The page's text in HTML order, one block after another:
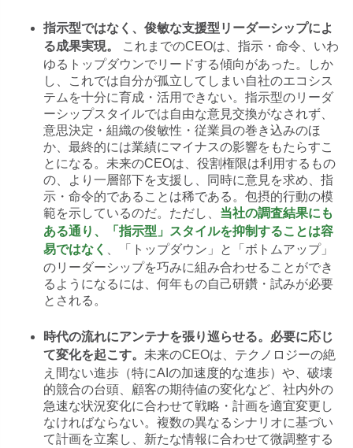
指示型ではなく、俊敏な支援型リーダーシップによ
る成果実現。
これまでのCEOは、指示・命令、いわ
ゆるトップダウンでリードする傾向があった。しか
し、これでは自分が孤立してしまい自社のエコシス
テムを十分に育成・活用できない。指示型のリーダ
ーシップスタイルでは自由な意見交換がなされず、
意思決定・組織の俊敏性・従業員の巻き込みのほ
か、最終的には業績にマイナスの影響をもたらすこ
とになる。未来のCEOは、役割権限は利用するもの
の、より一層部下を支援し、同時に意見を求め、指
示・命令的であることは稀である。包摂的行動の模
範を示しているのだ。ただし、 当社の調査結果にも
ある通り、「指示型」スタイルを抑制することは容
易ではなく 、「トップダウン」と「ボトムアップ」
のリーダーシップを巧みに組み合わせることができ
るようになるには、何年もの自己研鑽・試みが必要
とされる。
時代の流れにアンテナを張り巡らせる。必要に応じ
て変化を起こす。 未来のCEOは、テクノロジーの絶
え間ない進歩（特にAIの加速度的な進歩）や、破壊
的競合の台頭、顧客の期待値の変化など、社内外の
急速な状況変化に合わせて戦略・計画を適宜変更し
なければならない。複数の異なるシナリオに基づい
て計画を立案し、新たな情報に合わせて微調整する